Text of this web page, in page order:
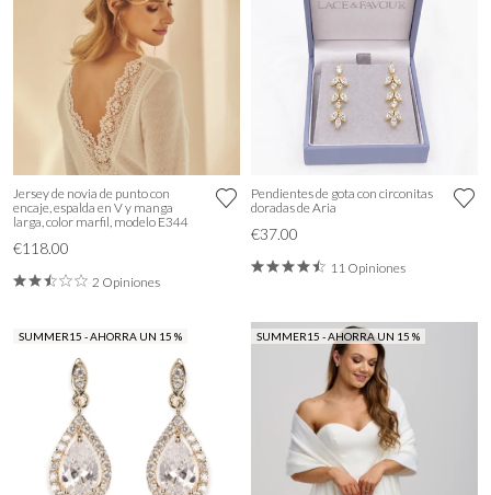
Jersey de novia de punto con
encaje, espalda en V y manga
larga, color marfil, modelo E344
€118.00
2 Opiniones
Pendientes de gota con circonitas
doradas de Aria
€37.00
11 Opiniones
SUMMER15 - AHORRA UN 15 % SUMMER15 - AHORRA UN 15 %